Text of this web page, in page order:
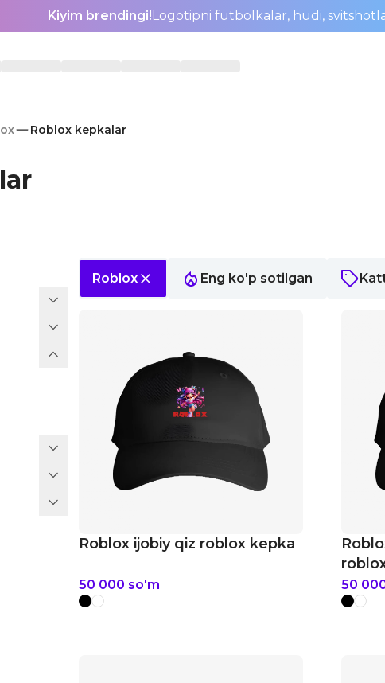
Kiyim brendingi!Logotipni futbolkalar, hudi,
Roblox kepkalar
Roblox Eng ko'p sotilgan
Roblox ijobiy qiz roblox kepka
50 000 so'm 50